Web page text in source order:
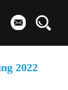
2022